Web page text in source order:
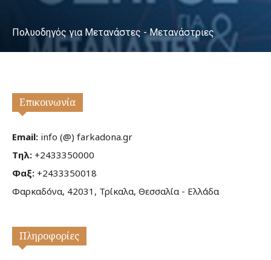
Πολυοδηγός για Μετανάστες - Μετανάστριες
Επικοινωνία
Email: info (@) farkadona.gr
Τηλ: +2433350000
Φαξ: +2433350018
Φαρκαδόνα, 42031, Τρίκαλα, Θεσσαλία - Ελλάδα
Πληροφορίες